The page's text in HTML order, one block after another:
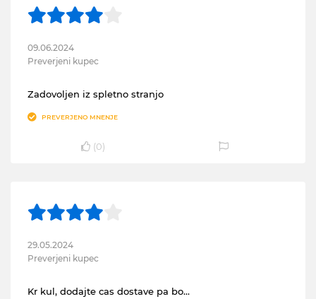
09.06.2024
Preverjeni kupec
Zadovoljen iz spletno stranjo
PREVERJENO MNENJE
(0)
29.05.2024
Preverjeni kupec
Kr kul, dodajte cas dostave pa bo...